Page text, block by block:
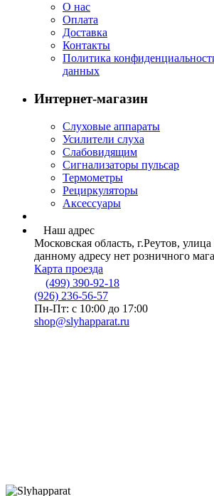
О нас
Оплата
Доставка
Контакты
Политика
данных
Интернет-магазин
Слуховые аппараты
Усилители слуха
Слабовидящим
Сигнализаторы пульсар
Термометры
Рециркуляторы
Аксессуары
Наш адрес
Московская область, г.Реутов,
данному адресу нет розничного
Карта проезда
(499) 390-92-18
(926) 236-56-57
Пн-Пт: с 10:00 до 17:00
shop@slyhapparat.ru